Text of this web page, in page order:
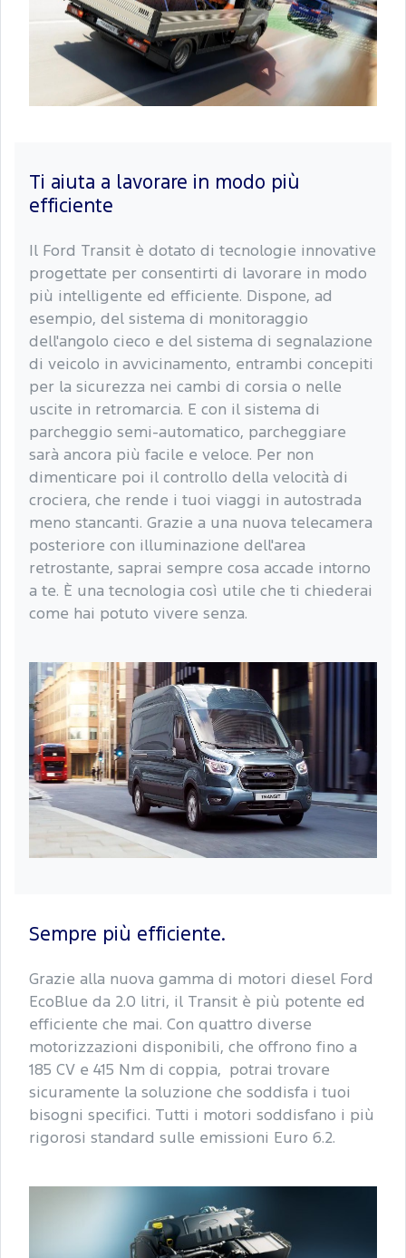
Ti aiuta a lavorare in modo più
efficiente
Il Ford Transit è dotato di tecnologie innovative
progettate per consentirti di lavorare in modo
più intelligente ed efficiente. Dispone, ad
esempio, del sistema di monitoraggio
dell'angolo cieco e del sistema di segnalazione
di veicolo in avvicinamento, entrambi concepiti
per la sicurezza nei cambi di corsia o nelle
uscite in retromarcia. E con il sistema di
parcheggio semi-automatico, parcheggiare
sarà ancora più facile e veloce. Per non
dimenticare poi il controllo della velocità di
crociera, che rende i tuoi viaggi in autostrada
meno stancanti. Grazie a una nuova telecamera
posteriore con illuminazione dell'area
retrostante, saprai sempre cosa accade intorno
a te. È una tecnologia così utile che ti chiederai
come hai potuto vivere senza.
Sempre più efficiente.
Grazie alla nuova gamma di motori diesel Ford
EcoBlue da 2.0 litri, il Transit è più potente ed
efficiente che mai. Con quattro diverse
motorizzazioni disponibili, che offrono fino a
185 CV e 415 Nm di coppia, potrai trovare
sicuramente la soluzione che soddisfa i tuoi
bisogni specifici. Tutti i motori soddisfano i più
rigorosi standard sulle emissioni Euro 6.2.